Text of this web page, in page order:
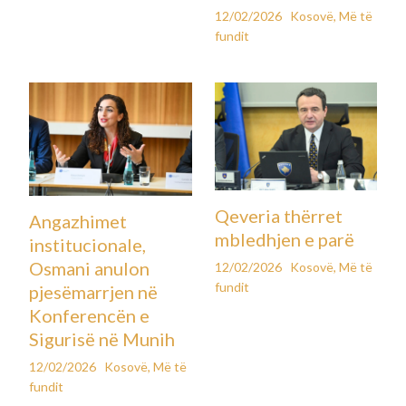
12/02/2026 Kosovë, Më të
fundit
Angazhimet
institucionale,
Osmani anulon
pjesëmarrjen në
Konferencën e
Sigurisë në Munih
12/02/2026 Kosovë,Më të
fundit
Qeveria thërret
mbledhjen e parë
12/02/2026 Kosovë, Më të
fundit